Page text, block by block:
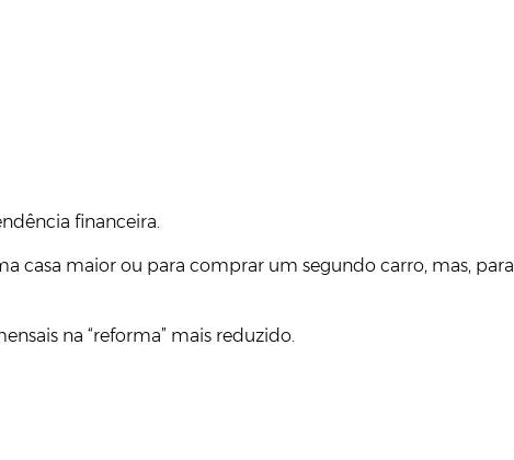
financeira.
casa maior ou para comprar um segundo carro, mas, para
na “reforma” mais reduzido.